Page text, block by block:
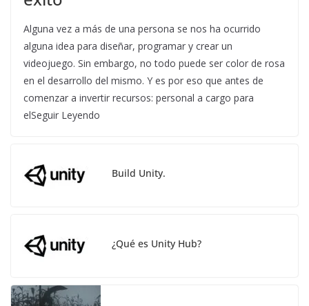
Alguna vez a más de una persona se nos ha ocurrido
alguna idea para diseñar, programar y crear un
videojuego. Sin embargo, no todo puede ser color de rosa
en el desarrollo del mismo. Y es por eso que antes de
comenzar a invertir recursos: personal a cargo para
elSeguir Leyendo
Build Unity.
¿Qué es Unity Hub?